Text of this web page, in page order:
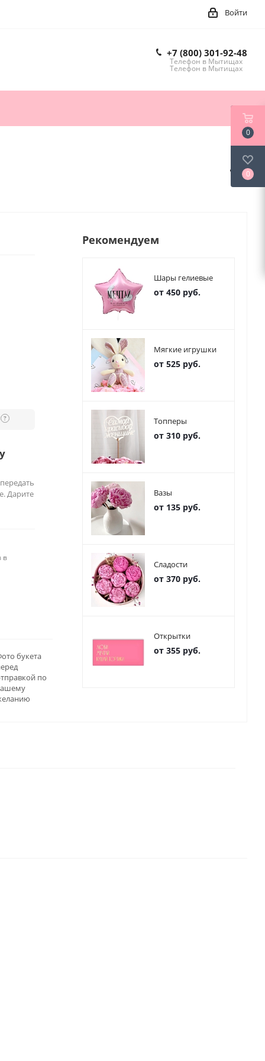
Войти
+7 (800) 301-92-48
Телефон в Мытищах
Телефон в Мытищах
?
Дарите
в
букета
по
Рекомендуем
Шары гелиевые
от 450 руб.
Мягкие игрушки
от 525 руб.
Топперы
от 310 руб.
Вазы
от 135 руб.
Сладости
от 370 руб.
Открытки
от 355 руб.
0
0